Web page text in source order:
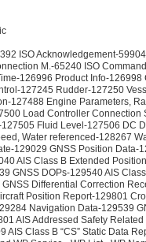
ISO Acknowledgement-
M.-65240 ISO
126996 Product Info-
127245 Rudder-127250
127488 Engine Parameters,
Load Controller Connection
Fluid Level-127506 DC
Water referenced-128267
129029 GNSS Position Data-
AIS Class B Extended
GNSS DOPs-129540 AIS
Differential Correction
Position Report-129801
Navigation Data-129539
AIS Addressed Safety
Class B “CS” Static Data